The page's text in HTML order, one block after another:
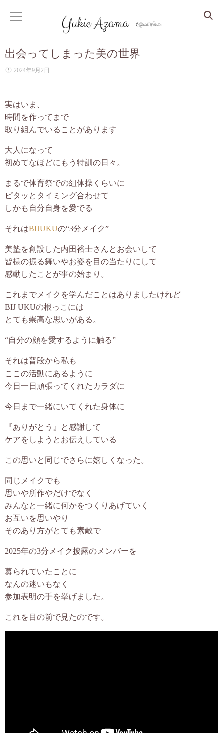
ホーム
Dr. Yukie の月いち心良所
心身整えるコンサル
眠りから整う、更年期からの人生デザイン
しなやかな大人の美人マインドセッション
クリスタルアカシックリーディング
プロフィール
あざまゆきえからのお便り
ブログ
出会ってしまった美の世界
2024年9月2日
実はいま、
時間を作ってまで
取り組んでいることがあります
大人になって
初めてなほどにもう特訓の日々。
まるで体育祭での組体操くらいに
ピタッとタイミング合わせて
しかも自分自身を愛でる
それはBIJUKUの“3分メイク”
美塾を創設した内田裕士さんとお会いして
皆様の振る舞いやお姿を目の当たりにして
感動したことが事の始まり。
これまでメイクを学んだことはありましたけれど
BIJ UKUの根っこには
とても崇高な思いがある。
“自分の顔を愛するように触る”
それは普段から私も
ここの活動にあるように
今日一日頑張ってくれたカラダに
今日まで一緒にいてくれた身体に
『ありがとう』と感謝して
ケアをしようとお伝えしている
この思いと同じでさらに嬉しくなった。
同じメイクでも
思いや所作やだけでなく
みんなと一緒に何かをつくりあげていく
お互いを思いやり
そのあり方がとても素敵で
2025年の3分メイク披露のメンバーを
募られていたことに
なんの迷いもなく
参加表明の手を挙げました。
これを目の前で見たのです。